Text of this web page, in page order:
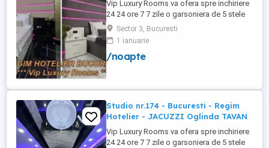
Vip Luxury Rooms va ofera spre inchiriere
24 24 ore 7 7 zile o garsoniera de 5 stele
Luxoase cu un desing unic si deosebit in
Sector 3 Bucuresti . Garsoniera se alfa in
Complex Rezidential Nou . Monitorizare
Video in Complex ( de la Politia Locala
Sector 3, Bucuresti
1 ianuarie
/noapte
Studio nr.174 - Bucuresti - Regim
Hotelier - JACUZZI Oglinda TAVAN
Vip Luxury Rooms va ofera spre inchiriere
24 24 ore 7 7 zile o garsoniera de 5 stele